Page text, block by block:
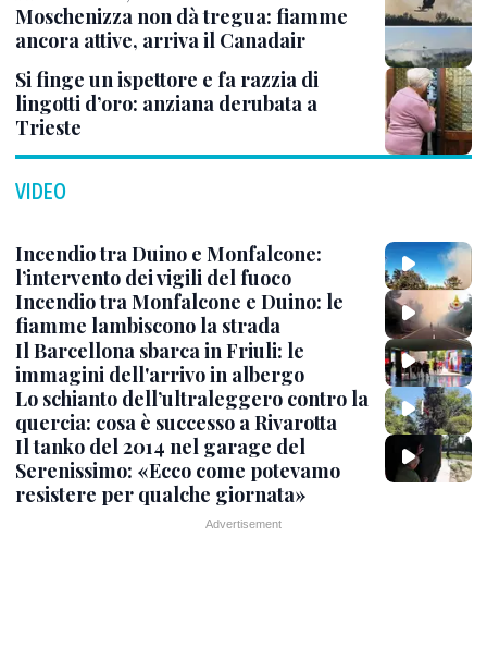
Moschenizza non dà tregua: fiamme
ancora attive, arriva il Canadair
Si finge un ispettore e fa razzia di
lingotti d’oro: anziana derubata a
Trieste
VIDEO
Incendio tra Duino e Monfalcone:
l’intervento dei vigili del fuoco
Incendio tra Monfalcone e Duino: le
fiamme lambiscono la strada
Il Barcellona sbarca in Friuli: le
immagini dell'arrivo in albergo
Lo schianto dell’ultraleggero contro la
quercia: cosa è successo a Rivarotta
Il tanko del 2014 nel garage del
Serenissimo: «Ecco come potevamo
resistere per qualche giornata»